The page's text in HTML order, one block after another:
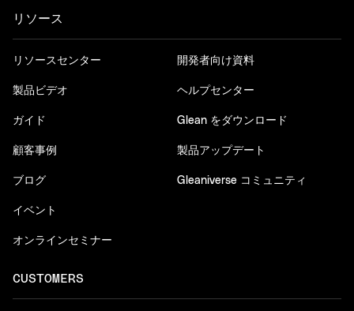
リソース
リソースセンター
製品ビデオ
ガイド
顧客事例
ブログ
イベント
オンラインセミナー
開発者向け資料
ヘルプセンター
Glean をダウンロード
製品アップデート
Gleaniverse コミュニティ
CUSTOMERS